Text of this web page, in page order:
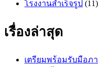
โรงงานสำเร็จรูป (11)
เรื่องล่าสุด
เตรียมพร้อมรับมือภ